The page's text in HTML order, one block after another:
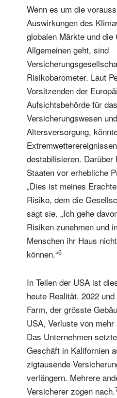
Wenn es um die
Auswirkungen des
globalen Märkte und
Allgemeinen geht, sind
Risikobarometer. Laut
Vorsitzenden der
Aufsichtsbehörde für das
Versicherungswesen
Altersversorgung,
destabilisieren. Darüber
Staaten vor erhebliche
„Dies ist meines
Risiko, dem die
sagt sie. „Ich gehe
Risiken zunehmen und
Menschen ihr Haus
können.“6
In Teilen der USA ist
heute Realität. 2022
Farm, der grösste
USA, Verluste von
Das Unternehmen
Geschäft in Kalifornien
zigtausende
verlängern. Mehrere
Versicherer zogen nach.